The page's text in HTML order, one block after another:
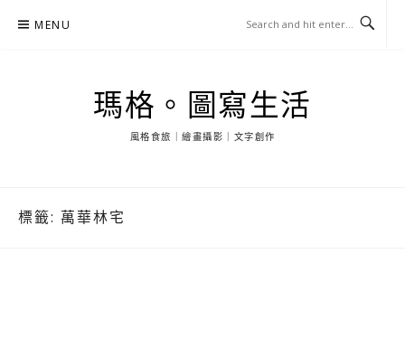
MENU
瑪格。圖寫生活
風格食旅｜繪畫攝影｜文字創作
標籤: 萬華林宅